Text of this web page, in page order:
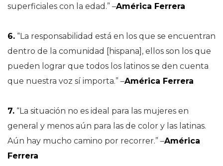
superficiales con la edad.” –América Ferrera
6. “La responsabilidad está en los que se encuentran
dentro de la comunidad [hispana], ellos son los que
pueden lograr que todos los latinos se den cuenta
que nuestra voz sí importa.” –América Ferrera
7. “La situación no es ideal para las mujeres en
general y menos aún para las de color y las latinas.
Aún hay mucho camino por recorrer.” –América
Ferrera